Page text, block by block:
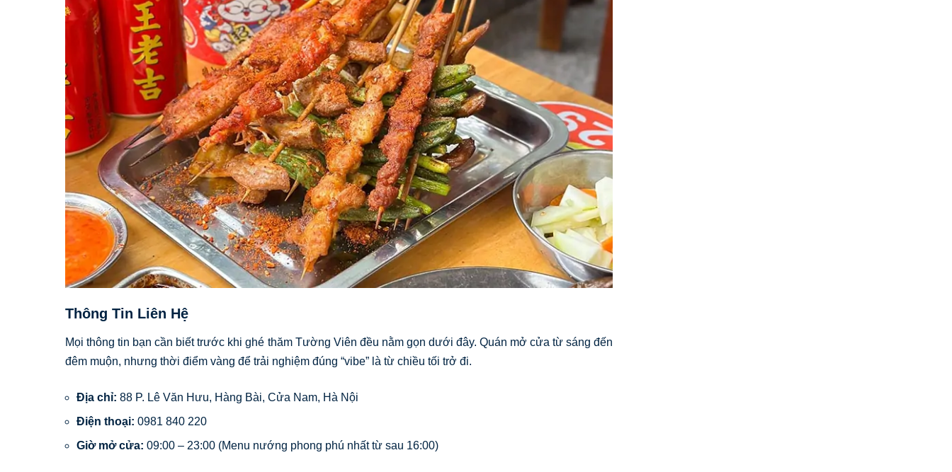
Thông Tin Liên Hệ
Mọi thông tin bạn cần biết trước khi ghé thăm Tường Viên đều nằm gọn dưới đây. Quán mở cửa từ sáng đến
đêm muộn, nhưng thời điểm vàng để trải nghiệm đúng “vibe” là từ chiều tối trở đi.
Địa chỉ: 88 P. Lê Văn Hưu, Hàng Bài, Cửa Nam, Hà Nội
Điện thoại: 0981 840 220
Giờ mở cửa: 09:00 – 23:00 (Menu nướng phong phú nhất từ sau 16:00)